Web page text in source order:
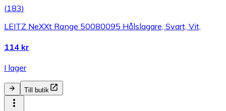
(183)
LEITZ NeXXt Range 50080095 Hålslagare, Svart, Vit,
114 kr
I lager
Till butik